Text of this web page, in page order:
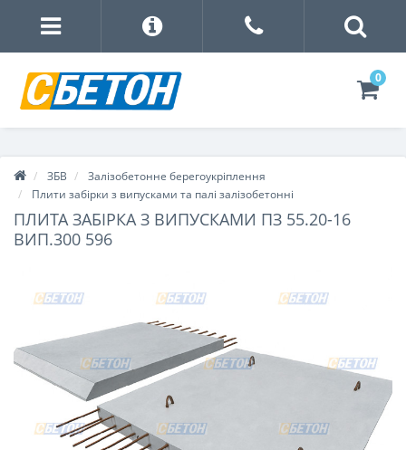
0
ЗБВ
Залізобетонне берегоукріплення
Плити забірки з випусками та палі залізобетонні
ПЛИТА ЗАБІРКА З ВИПУСКАМИ ПЗ 55.20-16
ВИП.300 596